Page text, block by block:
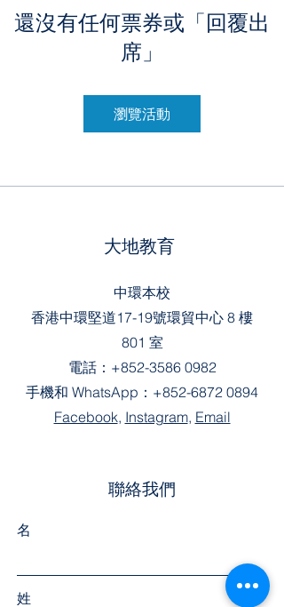
還沒有任何票券或「回覆出
席」
瀏覽活動
大地教育
中環本校
香港中環堅道17-19號環貿中心 8 樓
801 室
電話： +852-3586 0982
手機和 WhatsApp： +852-6872 0894
Facebook, Instagram, Email
聯絡我們
名
姓